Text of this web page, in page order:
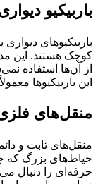
باربیکیو
باربیکیوهای
کوچک هستند. این
از آن‌ها استفاده
این باربیکیوها
منقل‌های
منقل‌های ثابت و
حیاط‌های بزرگ که
حرفه‌ای را دنبال